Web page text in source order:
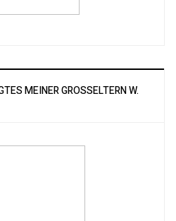
MEINER GROSSELTERN W. U